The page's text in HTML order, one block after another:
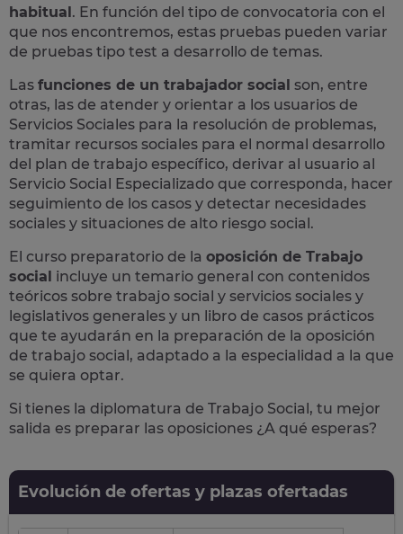
habitual. En función del tipo de convocatoria con el
que nos encontremos, estas pruebas pueden variar
de pruebas tipo test a desarrollo de temas.
Las funciones de un trabajador social son, entre
otras, las de atender y orientar a los usuarios de
Servicios Sociales para la resolución de problemas,
tramitar recursos sociales para el normal desarrollo
del plan de trabajo específico, derivar al usuario al
Servicio Social Especializado que corresponda, hacer
seguimiento de los casos y detectar necesidades
sociales y situaciones de alto riesgo social.
El curso preparatorio de la oposición de Trabajo
social incluye un temario general con contenidos
teóricos sobre trabajo social y servicios sociales y
legislativos generales y un libro de casos prácticos
que te ayudarán en la preparación de la oposición
de trabajo social, adaptado a la especialidad a la que
se quiera optar.
Si tienes la diplomatura de Trabajo Social, tu mejor
salida es preparar las oposiciones ¿A qué esperas?
Evolución de ofertas y plazas ofertadas